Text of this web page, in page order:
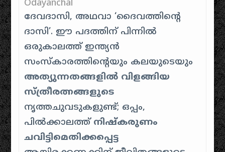
Odayanchal
ദേവദാസി, അഥവാ ‘ദൈവത്തിൻ്റെ
ദാസി’. ഈ പദത്തിന് പിന്നിൽ
ഒരുകാലത്ത് ഇന്ത്യൻ
സംസ്കാരത്തിൻ്റെയും കലയുടെയും
അത്യുന്നതങ്ങളിൽ വിളങ്ങിയ
സ്ത്രീരത്നങ്ങളുടെ
നൃത്തചുവടുകളുണ്ട്; ഒപ്പം,
പിൽക്കാലത്ത് നിഷ്കരുണം
ചവിട്ടിമെതിക്കപ്പെട്ട